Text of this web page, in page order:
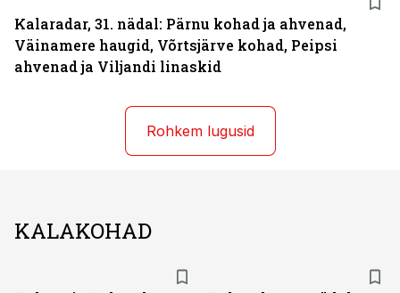
Kalaradar, 31. nädal: Pärnu kohad ja ahvenad,
Väinamere haugid, Võrtsjärve kohad, Peipsi
ahvenad ja Viljandi linaskid
Rohkem lugusid
KALAKOHAD